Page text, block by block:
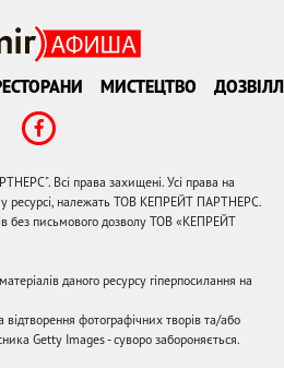
МИСТЕЦТВО
Всі права захищені. Усі права на
ресурсі, належать ТОВ КЕПРЕЙТ ПАРТНЕРС.
без письмового дозволу ТОВ «КЕПРЕЙТ
даного ресурсу гіперпосилання на
фотографічних творів та/або
Getty Images - суворо забороняється.